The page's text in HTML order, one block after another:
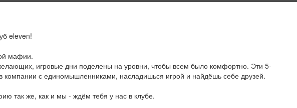
eleven!
мафии.
игровые дни поделены на уровни, чтобы всем было комфортно. Эти 5-
компании с единомышленниками, насладишься игрой и найдёшь себе друзей.
так же, как и мы - ждём тебя у нас в клубе.